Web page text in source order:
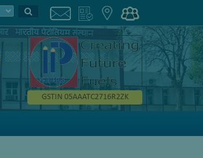
GSTIN 05AAATC2716R2ZK